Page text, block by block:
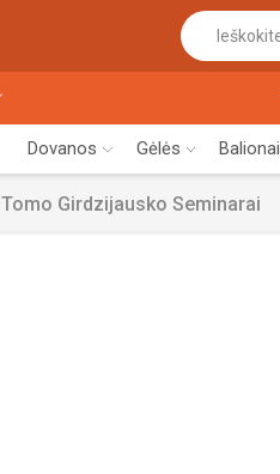
Dovanos Gėlės Balionai
Tomo Girdzijausko Seminarai